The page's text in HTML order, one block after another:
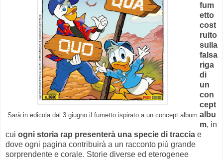
Sarà in edicola dal 3 giugno il fumetto ispirato a un concept album
fum
etto
cost
ruito
sulla
falsa
riga
di
un
con
cept
albu
m, in
cui ogni storia rap presenterà una specie di traccia e
dove ogni pagina contribuirà a un racconto più grande
sorprendente e corale. Storie diverse ed eterogenee